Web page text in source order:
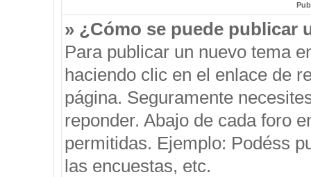
» ¿Cómo se puede publicar
Para publicar un nuevo tema
haciendo clic en el enlace de
página. Seguramente
reponder. Abajo de cada foro
permitidas. Ejemplo: Podéss
las encuestas, etc.